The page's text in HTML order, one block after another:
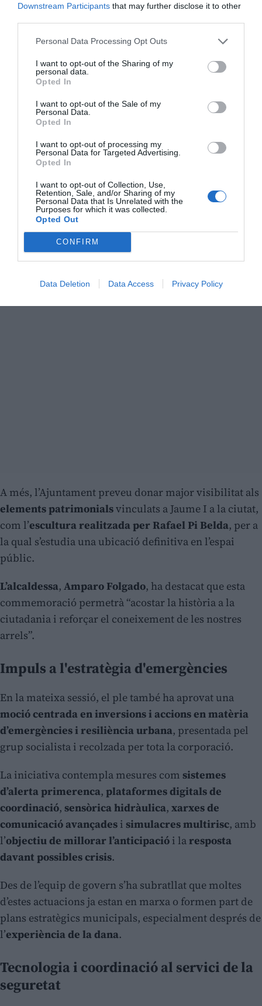
Downstream Participants that may further disclose it to other
Personal Data Processing Opt Outs
I want to opt-out of the Sharing of my
personal data.
Opted In
I want to opt-out of the Sale of my
Personal Data.
Opted In
I want to opt-out of processing my
Personal Data for Targeted Advertising.
Opted In
I want to opt-out of Collection, Use,
Retention, Sale, and/or Sharing of my
Personal Data that Is Unrelated with the
Purposes for which it was collected.
Opted Out
CONFIRM
Data Deletion Data Access Privacy Policy
Programació cultural i posada en valor
del patrimoni
agenda transversal que integrarà propostes de
diferents àrees municipals i recollirà les aportacions
dels grups polítics.
A més, l’Ajuntament preveu donar major visibilitat als
elements patrimonialsvinculats a Jaume I a la ciutat,
com l’escultura realitzada per Rafael Pi Belda, per a
la qual s’estudia una ubicació definitiva en l’espai
públic.
L’alcaldessa, Amparo Folgado, ha destacat que esta
commemoració permetrà “acostar la història a la
ciutadania i reforçar el coneixement de les nostres
arrels”.
Impuls a l'estratègia d'emergències
En la mateixa sessió, el ple també ha aprovat una
moció centrada en inversions i accions en matèria
d’emergències i resiliència urbana, presentada pel
grup socialista i recolzada per tota la corporació.
La iniciativa contempla mesures com sistemes
d’alerta primerenca, plataformes digitals de
coordinació, sensòrica hidràulica, xarxes de
comunicació avançades i simulacres multirisc, amb
l’objectiu de millorar l’anticipació i laresposta
davant possibles crisis.
Des de l’equip de govern s’ha subratllat que moltes
d’estes actuacions ja estan en marxa o formen part de
plans estratègics municipals, especialment després de
l’experiència de la dana.
Tecnologia i coordinació al servici de la
seguretat